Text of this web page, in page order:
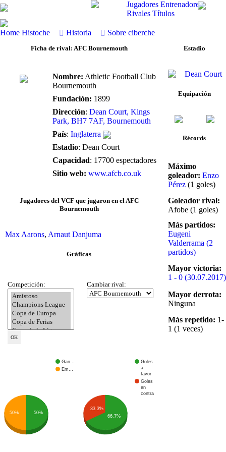
Jugadores Entrenadores
Rivales Títulos
Home Histoche Historia Sobre ciberche
Ficha de rival: AFC Bournemouth
Nombre: Athletic Football Club
Bournemouth
Fundación: 1899
Dirección:Dean Court, Kings
Park, BH7 7AF, Bournemouth
País:Inglaterra
Estadio: Dean Court
Capacidad: 17700 espectadores
Sitio web: www.afcb.co.uk
Jugadores del VCF que jugaron en el AFC
Bournemouth
Max Aarons, Arnaut Danjuma
Gráficas
Competición: Cambiar rival:
Gan…
Em…
50% 50%
Goles
a
favor
Goles
en
contra
33.3%
66.7%
Estadio
Equipación
Récords
Máximo
goleador: Enzo
Pérez(1 goles)
Goleador rival:
Afobe (1 goles)
Más partidos:
Eugeni
Valderrama (2
partidos)
Mayor victoria:
1 - 0 (30.07.2017)
Mayor derrota:
Ninguna
Más repetido: 1-
1 (1 veces)